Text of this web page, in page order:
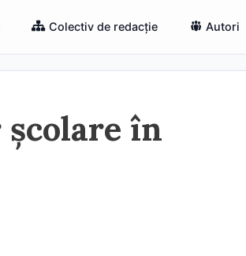
Colectiv de redacție Autori
în